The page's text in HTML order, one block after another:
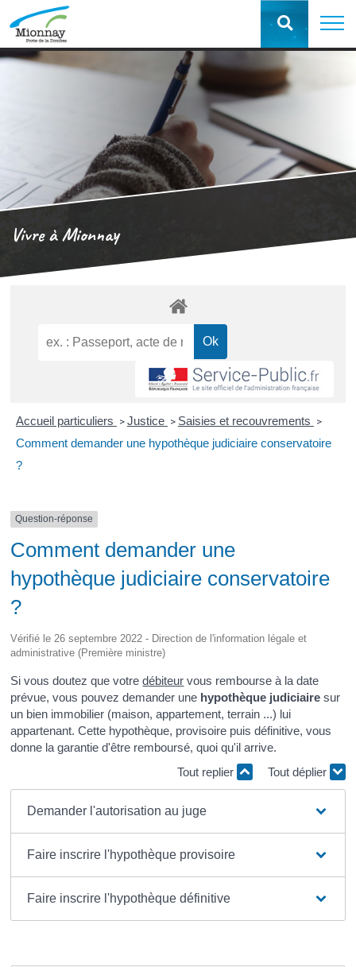
Vivre à Mionnay
Accueil particuliers > Justice > Saisies et recouvrements >
Comment demander une hypothèque judiciaire conservatoire
?
Question-réponse
Comment demander une
hypothèque judiciaire conservatoire
?
Vérifié le 26 septembre 2022 - Direction de l'information légale et
administrative (Première ministre)
Si vous doutez que votredébiteur vous rembourse à la date
prévue, vous pouvez demander une hypothèque judiciaire sur
un bien immobilier (maison, appartement, terrain ...) lui
appartenant. Cette hypothèque, provisoire puis définitive, vous
donne la garantie d'être remboursé, quoi qu'il arrive.
Tout replier
Tout déplier
Demander l'autorisation au juge
Faire inscrire l'hypothèque provisoire
Faire inscrire l'hypothèque définitive